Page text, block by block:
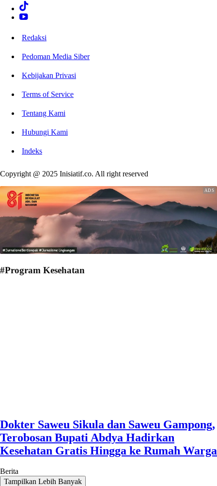
Redaksi
Pedoman Media Siber
Kebijakan Privasi
Terms of Service
Tentang Kami
Hubungi Kami
Indeks
Copyright @ 2025 Inisiatif.co. All right reserved
#Program Kesehatan
Dokter Saweu Sikula dan Saweu Gampong,
Terobosan Bupati Abdya Hadirkan
Kesehatan Gratis Hingga ke Rumah Warga
Berita
Tampilkan Lebih Banyak